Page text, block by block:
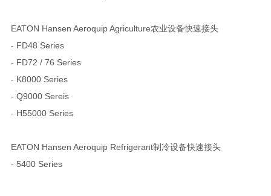
EATON Hansen Aeroquip Agriculture农业设备快速接头
- FD48 Series
- FD72 / 76 Series
- K8000 Series
- Q9000 Sereis
- H55000 Series
EATON Hansen Aeroquip Refrigerant制冷设备快速接头
- 5400 Series